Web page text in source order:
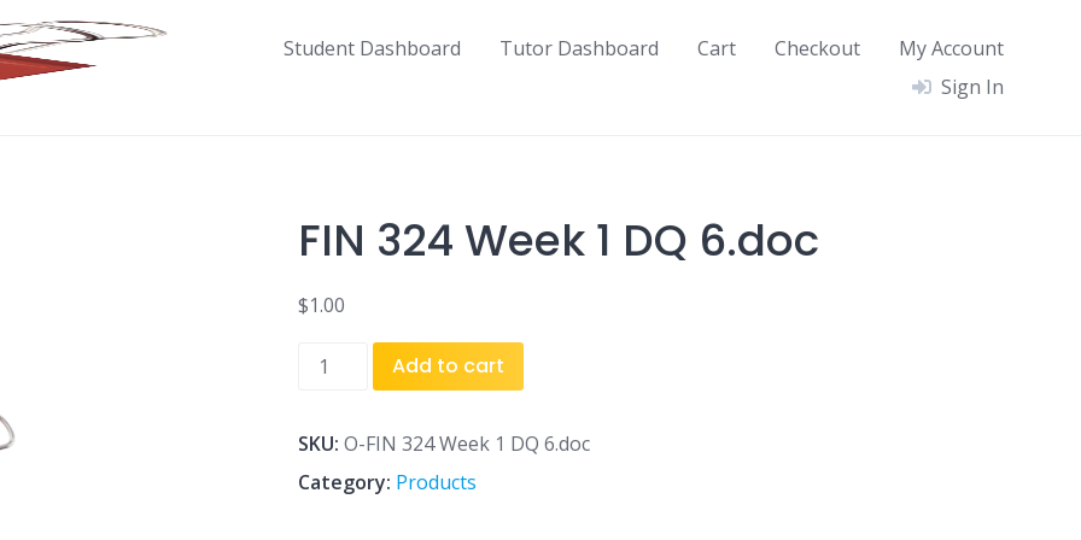
Student Dashboard Tutor Dashboard Cart Checkout
My Account
Sign In
FIN 324 Week 1 DQ 6.doc
$1.00
FIN
1
DQ
Add to cart
SKU: O-FIN 324 Week 1 DQ 6.doc
Category: Products